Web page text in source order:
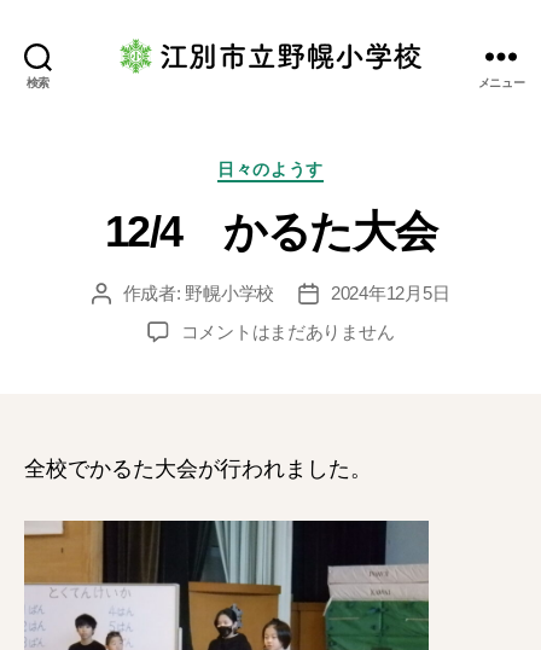
検索
立
幌
小
校
メニュー
カ
ゴ
リ
日々のようす
12/4 かるた大会
投 作成者: 野幌小学校
投
稿
日
2024年12月5日
12/4
会
の
コメントはまだありません
全校でかるた大会が行われました。